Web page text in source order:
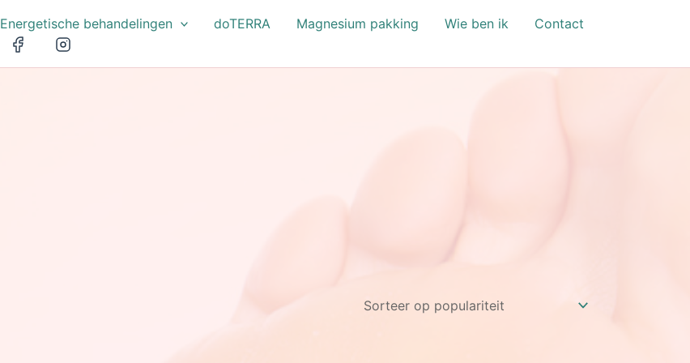
Energetische behandelingen doTERRA Magnesium pakking Wie ben ik
Contact